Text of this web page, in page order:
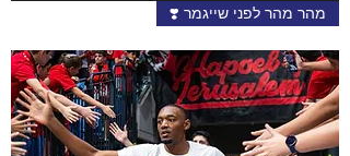
מהר מהר לפני שייגמר ❣️